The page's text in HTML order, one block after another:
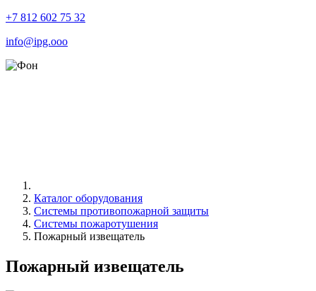
+7 812 602 75 32
info@ipg.ooo
Каталог оборудования
Системы противопожарной защиты
Системы пожаротушения
Пожарный извещатель
Пожарный извещатель